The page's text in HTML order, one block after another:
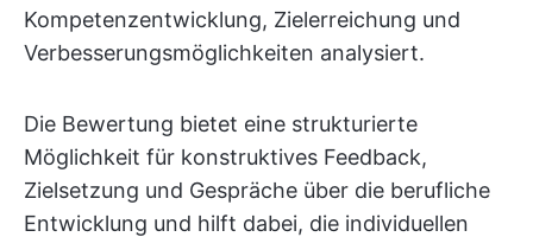
Kompetenzentwicklung, Zielerreichung und
Verbesserungsmöglichkeiten analysiert.
Die Bewertung bietet eine strukturierte
Möglichkeit für konstruktives Feedback,
Zielsetzung und Gespräche über die berufliche
Entwicklung und hilft dabei, die individuellen